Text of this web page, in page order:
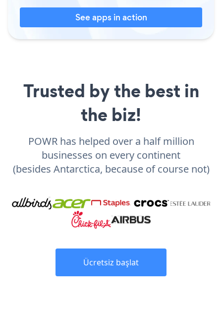
See apps in action
Trusted by the best in
the biz!
POWR has helped over a half million
businesses on every continent
(besides Antarctica, because of course not)
Ücretsiz başlat